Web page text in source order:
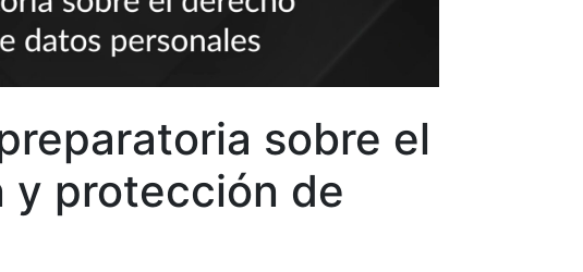
sobre el
y protección de